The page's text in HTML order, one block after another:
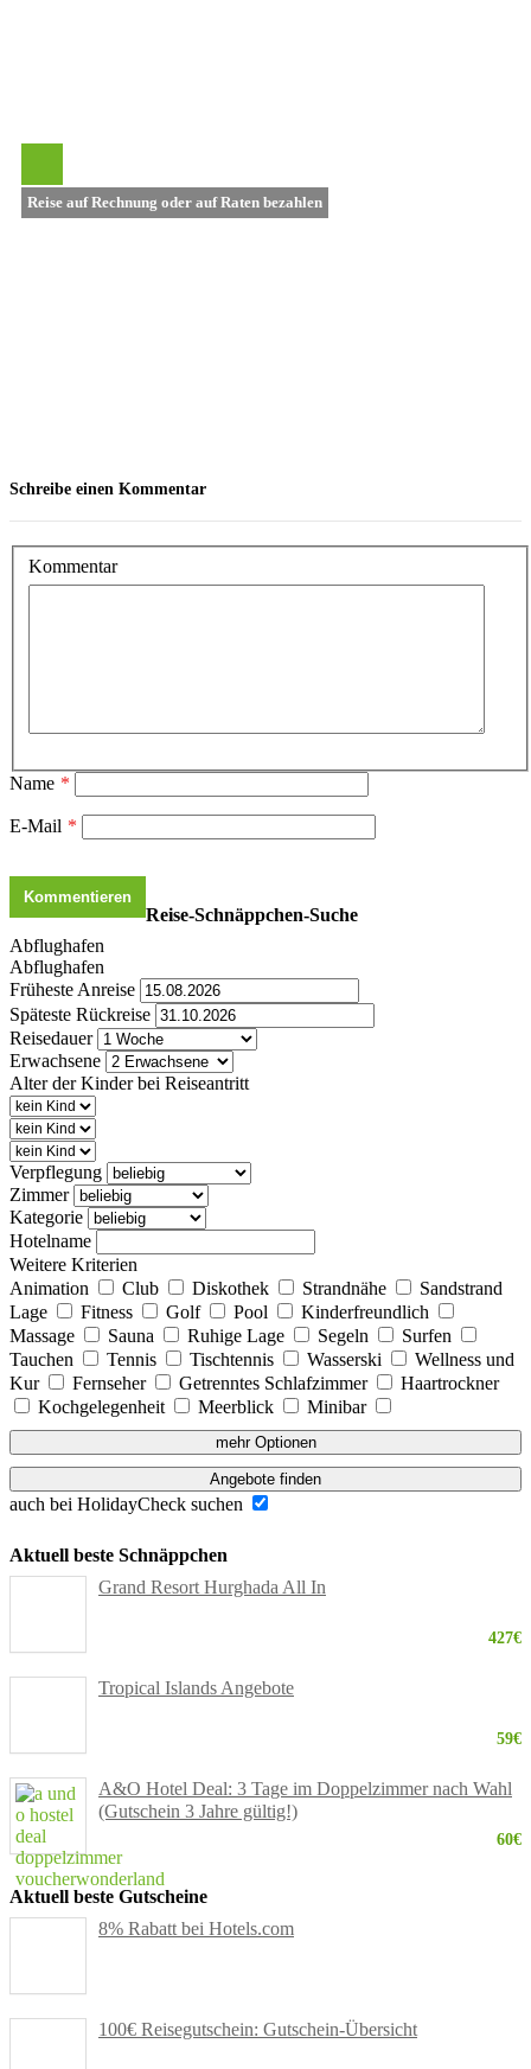
Reise auf Rechnung oder auf Raten bezahlen
Schreibe einen Kommentar
Kommentar
Name *
E-Mail *
Reise-Schnäppchen-Suche
Abflughafen
Abflughafen
Früheste Anreise
Späteste Rückreise
Reisedauer
Erwachsene
Alter der Kinder bei Reiseantritt
Verpflegung
Zimmer
Kategorie
Hotelname
Weitere Kriterien
Animation
Club Diskothek Strandnähe
Sandstrand
Lage
Fitness Golf Pool
Kinderfreundlich
Massage
Sauna Ruhige Lage Segeln
Surfen
Tauchen
Tennis Tischtennis Wasserski
Wellness und
Kur
Fernseher Getrenntes Schlafzimmer
Haartrockner
Kochgelegenheit
Meerblick Minibar
mehr Optionen
Angebote finden
auch bei HolidayCheck suchen
Aktuell beste Schnäppchen
Grand Resort Hurghada All In
427€
Tropical Islands Angebote
59€
A&O Hotel Deal: 3 Tage im Doppelzimmer nach Wahl
(Gutschein 3 Jahre gültig!)
60€
Aktuell beste Gutscheine
8% Rabatt bei Hotels.com
100€ Reisegutschein: Gutschein-Übersicht